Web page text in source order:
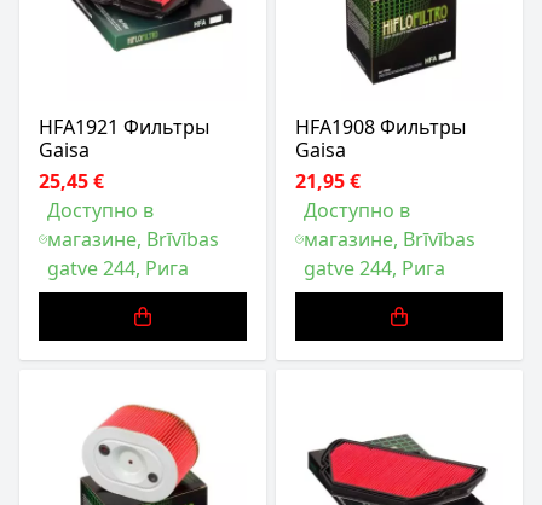
HFA1921 Фильтры
Gaisa
25,45 €
Доступно в
магазине, Brīvības
gatve 244, Рига
HFA1908 Фильтры
Gaisa
21,95 €
Доступно в
магазине, Brīvības
gatve 244, Рига